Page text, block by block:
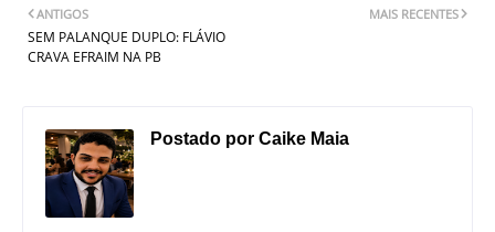
MAIS RECENTES
ANTIGOS
SEM PALANQUE DUPLO: FLÁVIO
CRAVA EFRAIM NA PB
Postado por Caike Maia